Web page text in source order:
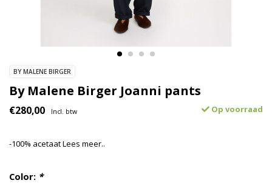
BY MALENE BIRGER
By Malene Birger Joanni pants
€280,00 Incl. btw Op voorraad
-100% acetaatLees meer..
Color: *